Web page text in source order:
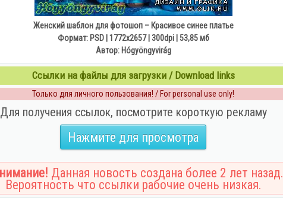
Женский шаблон для фотошоп – Красивое синее платье
Формат: PSD | 1772x2657 | 300dpi | 53,85 мб
Автор: Hógyöngyvirág
Ссылки на файлы для загрузки / Download links
Только для личного пользования! / For personal use only!
Для получения ссылок, посмотрите короткую рекламу
Нажмите для просмотра
Данная новость создана более 2 лет назад.
Вероятность что ссылки рабочие очень низкая.